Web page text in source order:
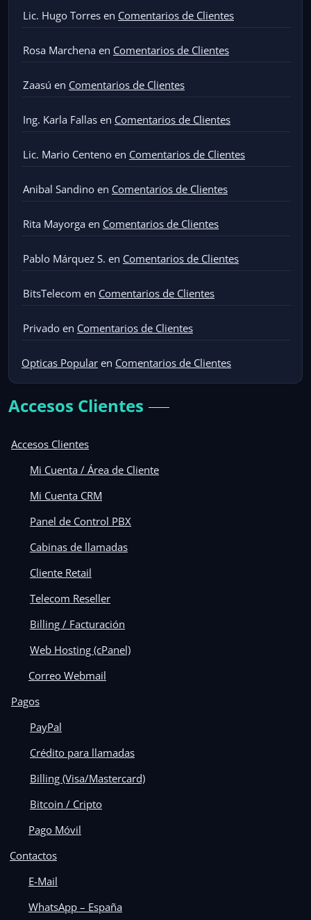
Lic. Hugo Torres en Comentarios de Clientes
Rosa Marchena en Comentarios de Clientes
Zaasú en Comentarios de Clientes
Ing. Karla Fallas en Comentarios de Clientes
Lic. Mario Centeno en Comentarios de Clientes
Anibal Sandino en Comentarios de Clientes
Rita Mayorga en Comentarios de Clientes
Pablo Márquez S. en Comentarios de Clientes
BitsTelecom en Comentarios de Clientes
Privado en Comentarios de Clientes
Opticas Popular en Comentarios de Clientes
Accesos Clientes
Accesos Clientes
Mi Cuenta / Área de Cliente
Mi Cuenta CRM
Panel de Control PBX
Cabinas de llamadas
Cliente Retail
Telecom Reseller
Billing / Facturación
Web Hosting (cPanel)
Correo Webmail
Pagos
PayPal
Crédito para llamadas
Billing (Visa/Mastercard)
Bitcoin / Cripto
Pago Móvil
Contactos
E-Mail
WhatsApp – España